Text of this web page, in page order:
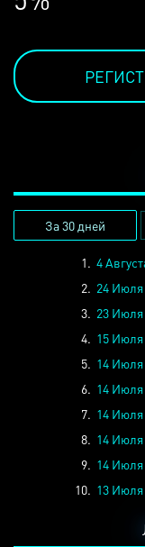
За 30 дней
1. 4
2. 24 Июля
3. 23 Июля
4. 15 Июля
5. 14 Июля
6. 14 Июля
7. 14 Июля
8. 14 Июля
9. 14 Июля
10. 13 Июля